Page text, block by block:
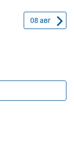
08 авг